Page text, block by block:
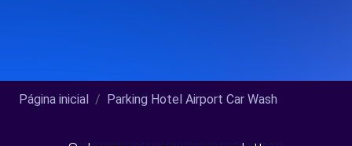
Página inicial Parking Hotel Airport Car Wash